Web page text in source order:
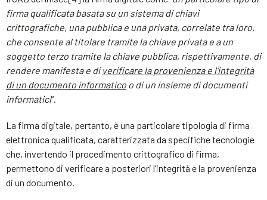
firma qualificata basata su un sistema di chiavi
crittografiche, una pubblica e una privata, correlate tra loro,
che consente al titolare tramite la chiave privata e a un
soggetto terzo tramite la chiave pubblica, rispettivamente, di
rendere manifesta e diverificare la provenienza e l’integrità
di un documento informatico o di un insieme di documenti
informatici“.
La firma digitale, pertanto, è una particolare tipologia di firma
elettronica qualificata, caratterizzata da specifiche tecnologie
che, invertendo il procedimento crittografico di firma,
permettono di verificare a posteriori l’integrità e la provenienza
di un documento.